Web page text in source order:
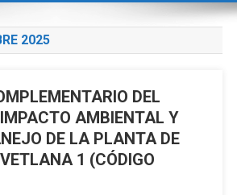
2025
DEL
AMBIENTAL Y
DE LA PLANTA DE
1 (CÓDIGO